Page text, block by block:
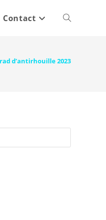
Contact
d’antirhouille 2023